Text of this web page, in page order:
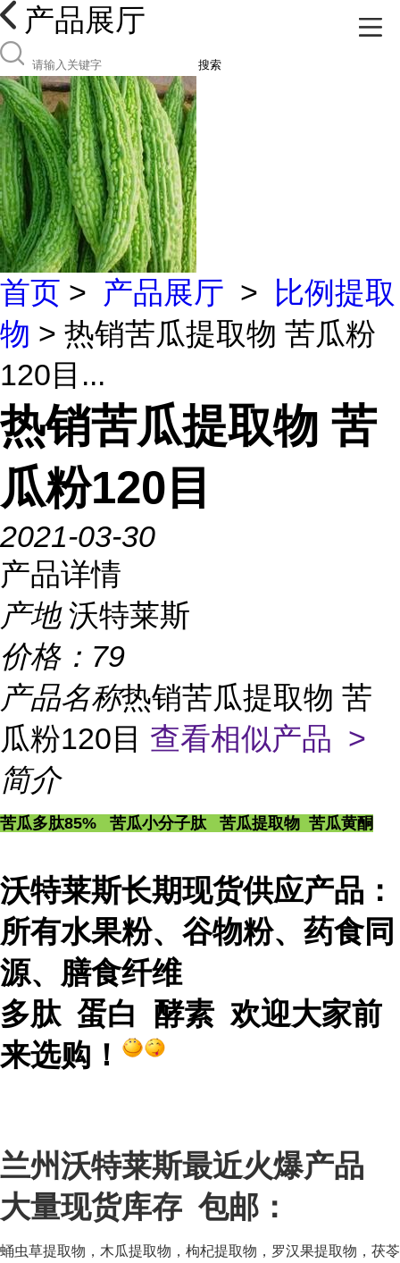
产品展厅
搜索
首页 > 产品展厅 >
比例提取
物 > 热销苦瓜提取物 苦瓜粉
120目...
热销苦瓜提取物 苦
瓜粉120目
2021-03-30
产品详情
产地 沃特莱斯
价格： 79
产品名称热销苦瓜提取物 苦
瓜粉120目 查看相似产品 >
简介
苦瓜多肽85% 苦瓜小分子肽 苦瓜提取物 苦瓜黄酮
沃特莱斯长期现货供应产品：
所有水果粉、谷物粉、药食同
源、膳食纤维
多肽 蛋白 酵素 欢迎大家前
来选购！
兰州沃特莱斯最近火爆产品
大量现货库存 包邮 ：
蛹虫草提取物，木瓜提取物，枸杞提取物，罗汉果提取物，茯苓